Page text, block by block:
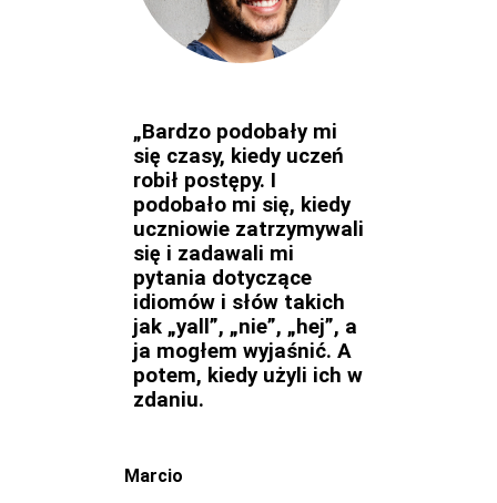
„Bardzo podobały mi
się czasy, kiedy uczeń
robił postępy. I
podobało mi się, kiedy
uczniowie zatrzymywali
się i zadawali mi
pytania dotyczące
idiomów i słów takich
jak „yall”, „nie”, „hej”, a
ja mogłem wyjaśnić. A
potem, kiedy użyli ich w
zdaniu.
Marcio